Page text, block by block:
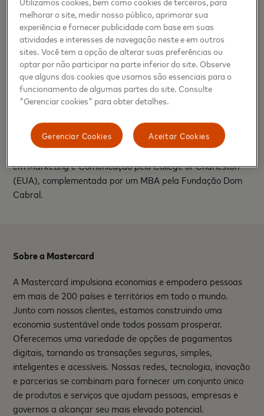
que a empresa continue oferecendo experiências que não
têm preço, por meio de ativações que promovam paixões
compartilhadas pelos brasileiros e que impactem
positivamente a sociedade”, comenta Taciana Lopes.
A nova VP sênior da Mastercard Brasil tem vasta
experiência em marketing no setor de meios de
pagamentos e tecnologia e nos últimos cinco anos, atuou
como líder de Marketing para o WhatsApp na América
Latina, divisão de negócio da Meta. Taciana é formada em
Publicidade e Relações Públicas pela UFMG, com extensão
em Marketing e Comunicação pelo College of Charleston
(EUA), complementada por um MBA pela Fundação Dom
Cabral.
Sobre a Mastercard
A Mastercard impulsiona economias e empodera pessoas
em mais de 200 países e territórios em todo o mundo.
Junto com nossos clientes, estamos construindo uma
economia sustentável onde todos possam prosperar.
Oferecemos uma variedade de opções de pagamentos
digitais, tornando as transações seguras, simples,
inteligentes e acessíveis. Nossas redes, tecnologia, inovação
e parcerias se combinam para fornecer um conjunto único
de produtos e serviços que ajudam pessoas, empresas e
governos a alcançar seu mais elevado potencial.
melhorar o site, medir nosso público, aprimorar sua
experiência e fornecer publicidade com base em suas
atividades e interesses de navegação neste e em outros
sites. Você tem a opção de alterar suas preferências ou
optar por não participar na parte inferior do site. Observe
que alguns dos cookies que usamos são essenciais para o
funcionamento de algumas partes do site. Consulte
"Gerenciar cookies" para obter detalhes.
Aceitar Cookies
Gerenciar Cookies